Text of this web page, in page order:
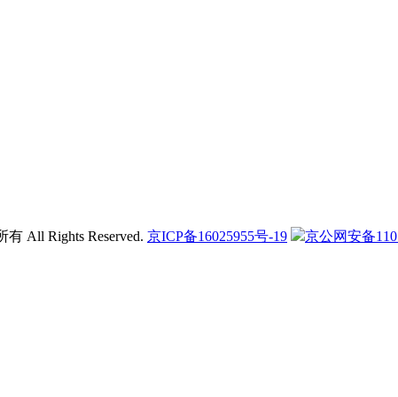
All Rights Reserved. 京ICP备16025955号-19
京公网安备